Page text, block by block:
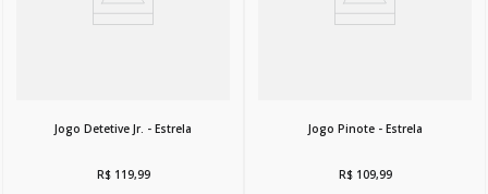
Jogo Detetive Jr. - Estrela
R$ 119,99
Jogo Pinote - Estrela
R$ 109,99